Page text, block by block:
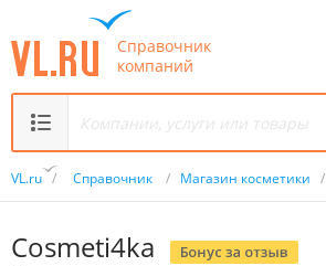
Справочник
компаний
VL.ru / Справочник / Магазин косметики /
Cosmeti4ka